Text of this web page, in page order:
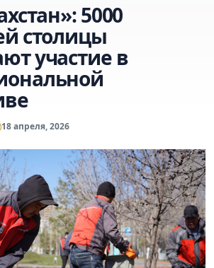
5000
столицы
участие в
18 апреля, 2026